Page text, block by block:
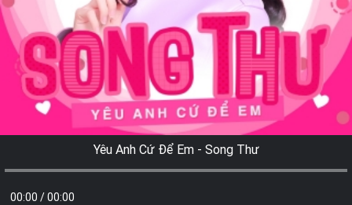
Yêu Anh Cứ Để Em - Song Thư
00:00 /00:00